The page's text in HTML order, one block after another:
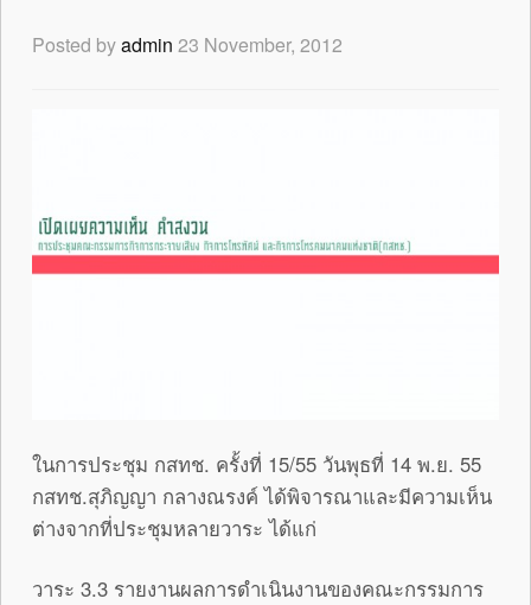
Posted byadmin 23 November, 2012
ในการประชุม กสทช. ครั้งที่ 15/55 วันพุธที่ 14 พ.ย. 55
กสทช.สุภิญญา กลางณรงค์ ได้พิจารณาและมีความเห็น
ต่างจากที่ประชุมหลายวาระ ได้แก่
วาระ 3.3 รายงานผลการดำเนินงานของคณะกรรมการ